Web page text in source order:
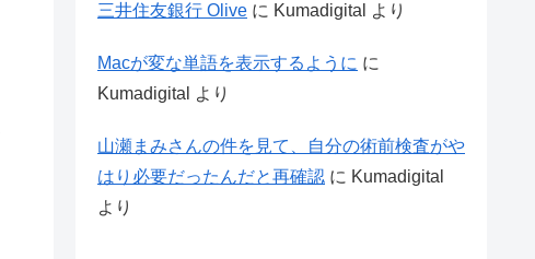
三井住友銀行 Olive に Kumadigital より
Macが変な単語を表示するように に
Kumadigital
より
山瀬まみさんの件を見て、自分の術前検査がや
はり必要だったんだと再確認 に Kumadigital
より